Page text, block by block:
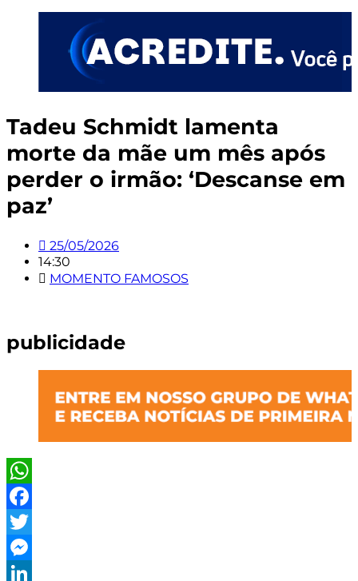
Tadeu Schmidt lamenta
morte da mãe um mês após
perder o irmão: ‘Descanse em
paz’
25/05/2026
14:30
MOMENTO FAMOSOS
publicidade
WhatsApp
Facebook
Twitter
Messenger